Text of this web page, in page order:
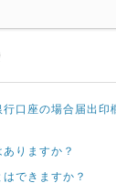
行口座の場合届出印
りますか？
できますか？